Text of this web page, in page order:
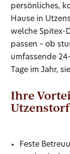
persönliches,
Hause in
welche Spitex-
passen – ob
umfassende
Tage im Jahr,
Ihre
Feste